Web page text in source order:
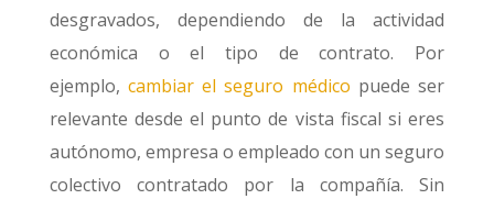
desgravados, dependiendo de la actividad
económica o el tipo de contrato. Por
ejemplo,cambiar el seguro médico puede ser
relevante desde el punto de vista fiscal si eres
autónomo, empresa o empleado con un seguro
colectivo contratado por la compañía. Sin